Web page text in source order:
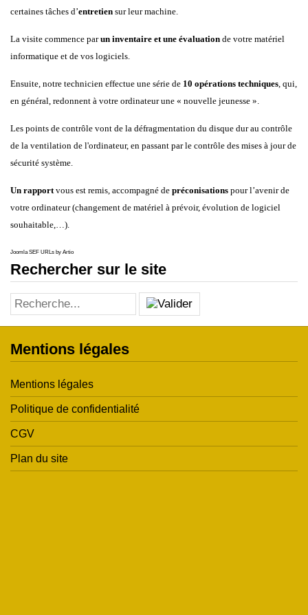
certaines tâches d’entretien sur leur machine.
La visite commence parun inventaire et une évaluation de votre matériel
informatique et de vos logiciels.
Ensuite, notre technicien effectue une série de 10 opérations techniques, qui,
en général, redonnent à votre ordinateur une « nouvelle jeunesse ».
Les points de contrôle vont de la défragmentation du disque dur au contrôle
de la ventilation de l'ordinateur, en passant par le contrôle des mises à jour de
sécurité système.
Un rapportvous est remis, accompagné de préconisations pour l’avenir de
votre ordinateur (changement de matériel à prévoir, évolution de logiciel
souhaitable,…).
Joomla SEF URLs by Artio
Rechercher sur le site
Mentions légales
Mentions légales
Politique de confidentialité
CGV
Plan du site